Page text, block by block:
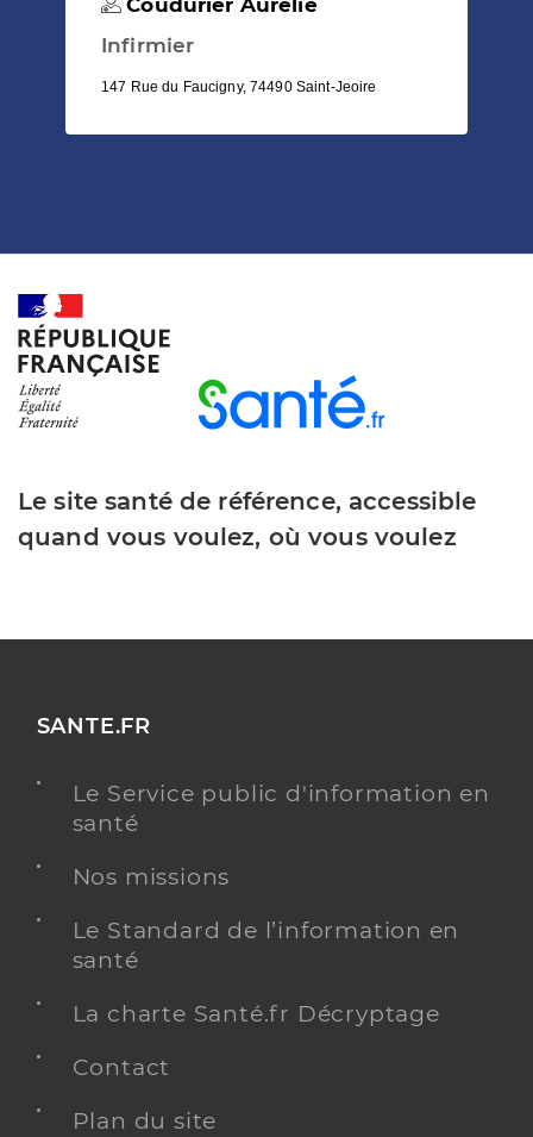
Infirmier
147 Rue du Faucigny, 74490 Saint-Jeoire
Le site santé de référence, accessible
quand vous voulez, où vous voulez
SANTE.FR
Le Service public d'information en
santé
Nos missions
Le Standard de l’information en
santé
La charte Santé.fr Décryptage
Contact
Plan du site